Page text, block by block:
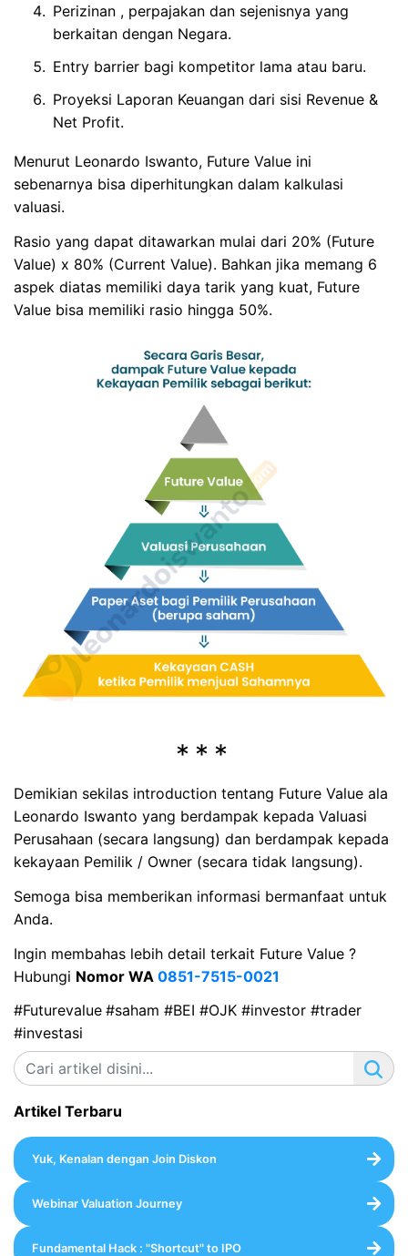
Perizinan , perpajakan dan sejenisnya yang
berkaitan dengan Negara.
Entry barrier bagi kompetitor lama atau baru.
Proyeksi Laporan Keuangan dari sisi Revenue &
Net Profit.
Menurut Leonardo Iswanto, Future Value ini
sebenarnya bisa diperhitungkan dalam kalkulasi
valuasi.
Rasio yang dapat ditawarkan mulai dari 20% (Future
Value) x 80% (Current Value). Bahkan jika memang 6
aspek diatas memiliki daya tarik yang kuat, Future
Value bisa memiliki rasio hingga 50%.
Demikian sekilas introduction tentang Future Value ala
Leonardo Iswanto yang berdampak kepada Valuasi
Perusahaan (secara langsung) dan berdampak kepada
kekayaan Pemilik / Owner (secara tidak langsung).
Semoga bisa memberikan informasi bermanfaat untuk
Anda.
Ingin membahas lebih detail terkait Future Value ?
Hubungi Nomor WA 0851-7515-0021
#Futurevalue #saham #BEI #OJK #investor #trader
#investasi
Artikel Terbaru
Yuk, Kenalan dengan Join Diskon
Webinar Valuation Journey
Fundamental Hack : "Shortcut" to IPO